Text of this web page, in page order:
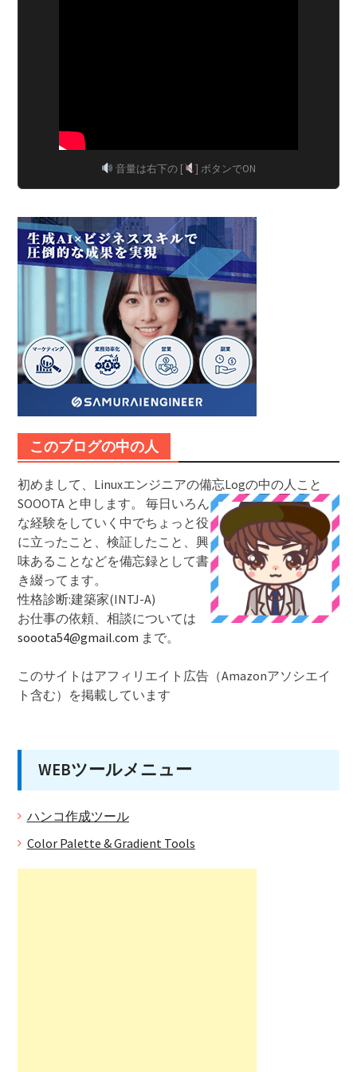
音量は右下の [ ] ボタンでON
このブログの中の人
初めまして、Linuxエンジニアの備忘Logの中の人こと
SOOOTA と申します。 毎日いろん
な経験をしていく中でちょっと役
に立ったこと、検証したこと、興
味あることなどを備忘録として書
き綴ってます。
性格診断:建築家(INTJ-A)
お仕事の依頼、相談については
sooota54@gmail.com まで。
このサイトはアフィリエイト広告（Amazonアソシエイ
ト含む）を掲載しています
WEBツールメニュー
ハンコ作成ツール
Color Palette & Gradient Tools